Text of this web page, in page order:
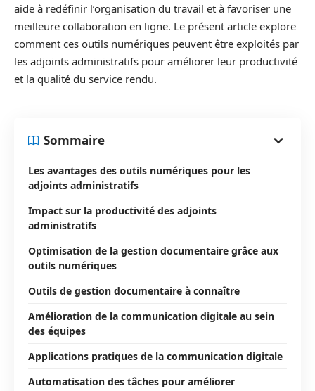
aide à redéfinir l’organisation du travail et à favoriser une
meilleure collaboration en ligne. Le présent article explore
comment ces outils numériques peuvent être exploités par
les adjoints administratifs pour améliorer leur productivité
et la qualité du service rendu.
Sommaire
Les avantages des outils numériques pour les
adjoints administratifs
Impact sur la productivité des adjoints
administratifs
Optimisation de la gestion documentaire grâce aux
outils numériques
Outils de gestion documentaire à connaître
Amélioration de la communication digitale au sein
des équipes
Applications pratiques de la communication digitale
Automatisation des tâches pour améliorer